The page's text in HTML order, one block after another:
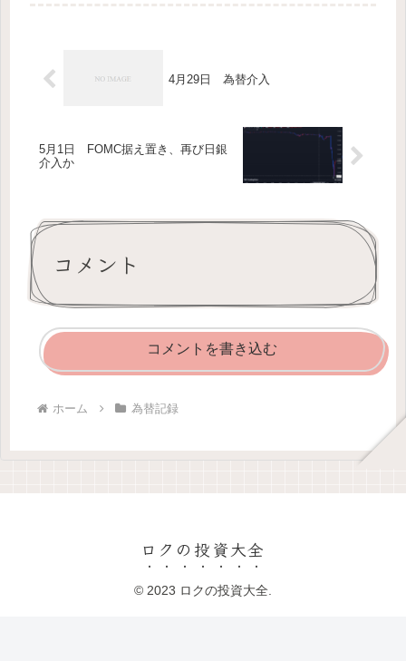
4月29日 為替介入
5月1日 FOMC据え置き、再び日銀
介入か
コメント
コメントを書き込む
ホーム 為替記録
ロクの投資大全
© 2023 ロクの投資大全.